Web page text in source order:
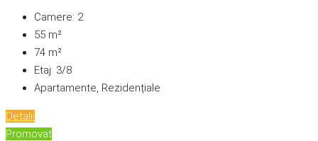
Camere: 2
55 m²
74 m²
Etaj: 3/8
Apartamente, Rezidențiale
Detalii
Promovat